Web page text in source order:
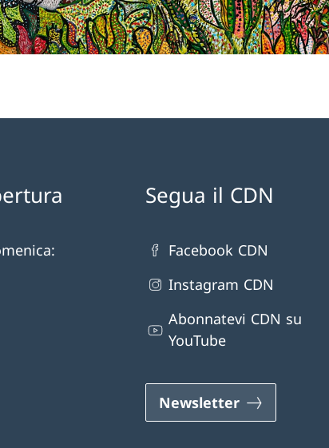
Segua il CDN
Facebook CDN
Instagram CDN
Abonnatevi CDN su
YouTube
Newsletter